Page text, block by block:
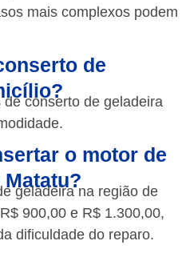
mais complexos podem
de
conserto de geladeira
o motor de
geladeira na região de
900,00 e R$ 1.300,00,
dificuldade do reparo.